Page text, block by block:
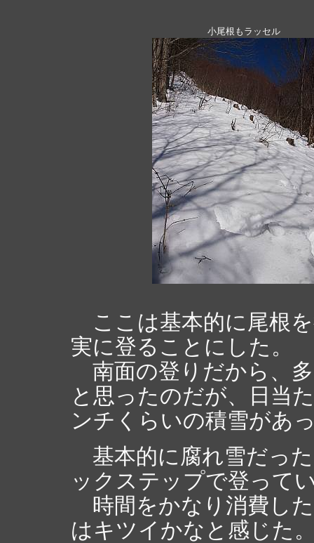
小尾根もラッセル
ここは基本的に尾根
実に登ることにした。
南面の登りだから、
と思ったのだが、日当
ンチくらいの積雪があ
基本的に腐れ雪だっ
ックステップで登って
時間をかなり消費し
はキツイかなと感じた